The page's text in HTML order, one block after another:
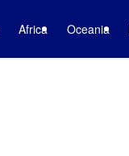
Africa Oceania